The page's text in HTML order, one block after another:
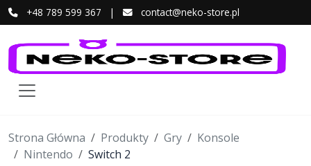
+48 789 599 367 | contact@neko-store.pl
Strona Główna Produkty Gry
Konsole
Nintendo
Switch 2